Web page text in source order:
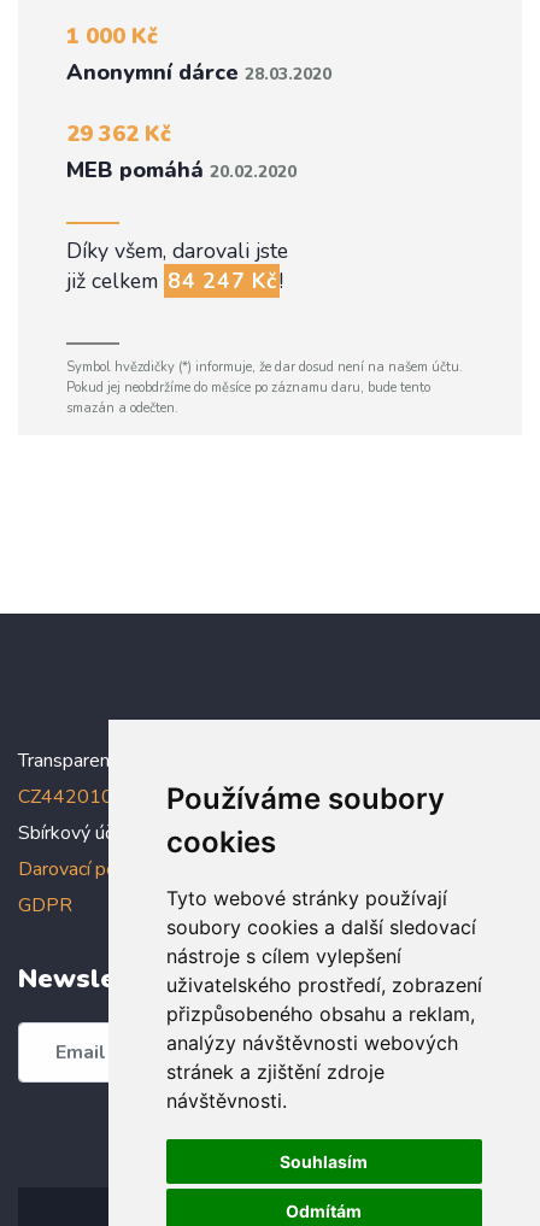
Používáme soubory
cookies
Tyto webové stránky používají
soubory cookies a další sledovací
nástroje s cílem vylepšení
uživatelského prostředí, zobrazení
přizpůsobeného obsahu a reklam,
analýzy návštěvnosti webových
stránek a zjištění zdroje
návštěvnosti.
Souhlasím
Odmítám
1 000 Kč
Anonymní dárce 28.03.2020
29 362 Kč
MEB pomáhá 20.02.2020
Díky všem, darovali jste
již celkem 84 247 Kč!
Symbol hvězdičky (*) informuje, že dar dosud není na našem účtu.
Pokud jej neobdržíme do měsíce po záznamu daru, bude tento
smazán a odečten.
Transparentní účet:
CZ4420100000005005005006
Sbírkový účet: 5005005022/2010
Darovací podmínky
GDPR
Newsletter
Odebírat